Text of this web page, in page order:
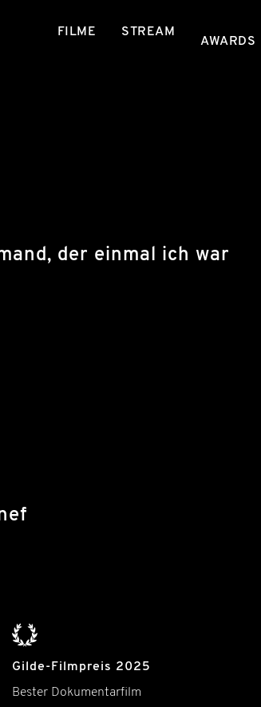
FILME STREAM
AWARDS
der einmal ich war
Gilde-Filmpreis 2025
Bester Dokumentarfilm